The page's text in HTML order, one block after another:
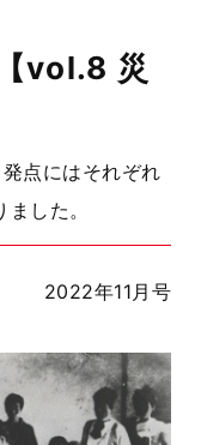
vol.8 災
点にはそれぞれ
した。
2022年11月号